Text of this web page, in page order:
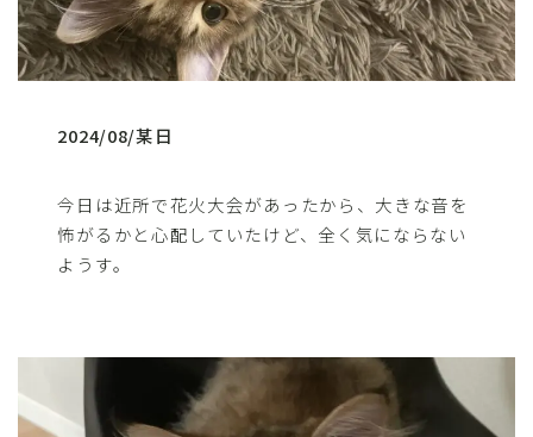
2024/08/某日
今日は近所で花火大会があったから、大きな音を
怖がるかと心配していたけど、全く気にならない
ようす。